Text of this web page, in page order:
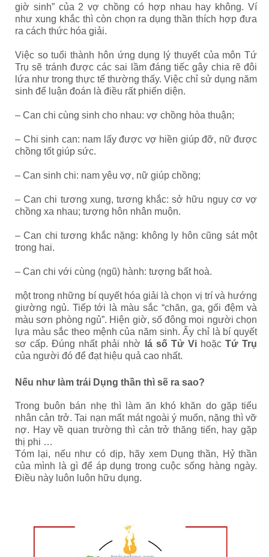
giờ sinh” của 2 vợ chồng có hợp nhau hay không. Ví
như xung khắc thì còn chọn ra dụng thần thích hợp đưa
ra cách thức hóa giải.
Việc so tuổi thành hôn ứng dụng lý thuyết của môn Tứ
Trụ sẽ tránh được các sai lầm đáng tiếc gây chia rẽ đôi
lứa như trong thực tế thường thấy. Việc chỉ sử dụng năm
sinh để luận đoán là điều rất phiến diện.
– Can chi cùng sinh cho nhau: vợ chồng hòa thuận;
– Chi sinh can: nam lấy được vợ hiền giúp đỡ, nữ được
chồng tốt giúp sức.
– Can sinh chi: nam yêu vợ, nữ giúp chồng;
– Can chi tương xung, tương khắc: sở hữu nguy cơ vợ
chồng xa nhau; tượng hôn nhân muộn.
– Can chi tương khắc nặng: không ly hôn cũng sát một
trong hai.
– Can chi với cùng (ngũ) hành: tượng bất hoà.
một trong những bí quyết hóa giải là chọn vị trí và hướng
giường ngủ. Tiếp tới là màu sắc “chăn, ga, gối đệm và
màu sơn phòng ngủ”. Hiện giờ, số đông mọi người chọn
lựa màu sắc theo mệnh của năm sinh. Ấy chỉ là bí quyết
sơ cấp. Đúng nhất phải nhờ lá số Tử Vihoặc Tứ Trụ
của người đó để đạt hiệu quả cao nhất.
Nếu như làm trái Dụng thần thì sẽ ra sao?
Trong buôn bán nhẹ thì làm ăn khó khăn do gặp tiểu
nhân cản trở. Tai nạn mất mát ngoài ý muốn, nặng thì vỡ
nợ. Hay về quan trường thì cản trở thăng tiến, hay gặp
thị phi …
Tóm lại, nếu như có dịp, hãy xem Dụng thần, Hỷ thần
của mình là gì để áp dụng trong cuộc sống hàng ngày.
Điều này luôn luôn hữu dụng.